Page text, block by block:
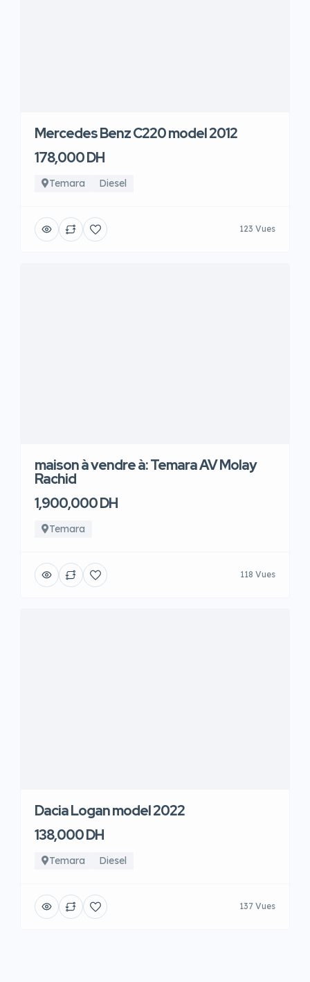
Mercedes Benz C220 model 2012
178,000 DH
Temara Diesel
123 Vues
maison à vendre à: Temara AV Molay
Rachid
1,900,000 DH
Temara
118 Vues
Dacia Logan model 2022
138,000 DH
Temara Diesel
137 Vues